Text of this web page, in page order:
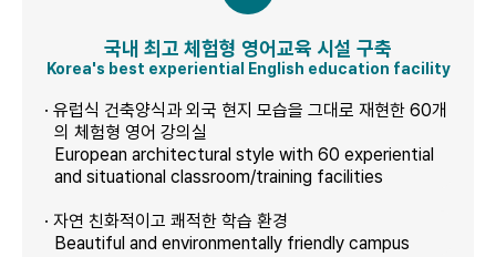
국내 최고 체험형 영어교육 시설 구축
Korea's best experiential English education facility
· 유럽식 건축양식과 외국 현지 모습을 그대로 재현한 60개
의 체험형 영어 강의실
European architectural style with 60 experiential
and situational classroom/training facilities
· 자연 친화적이고 쾌적한 학습 환경
Beautiful and environmentally friendly campus